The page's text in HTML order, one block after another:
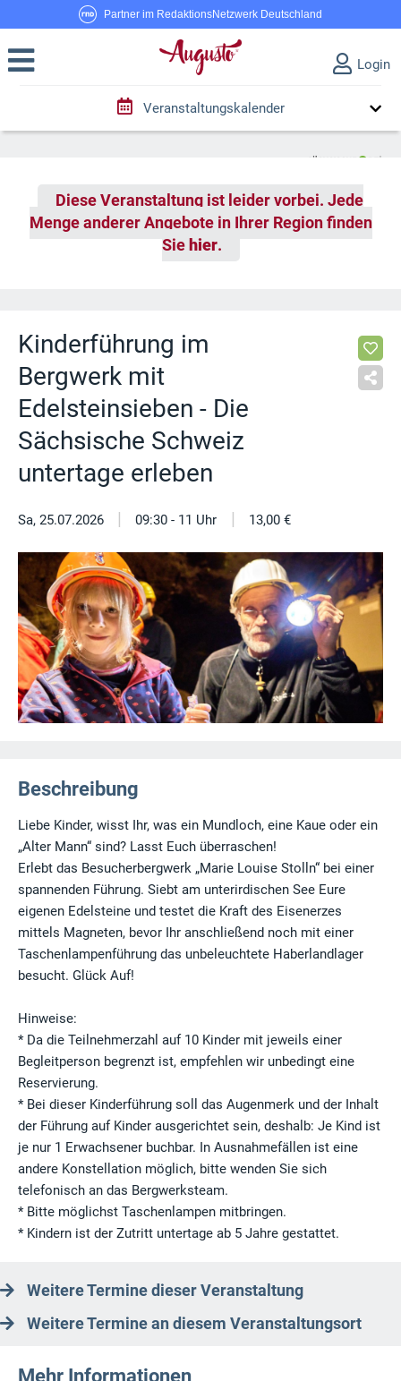
Partner im RedaktionsNetzwerk Deutschland
Login
Veranstaltungskalender
Diese Veranstaltung ist leider vorbei. Jede
Menge anderer Angebote in Ihrer Region finden
Sie hier.
Kinderführung im
Bergwerk mit
Edelsteinsieben - Die
Sächsische Schweiz
untertage erleben
Sa, 25.07.2026 | 09:30 - 11 Uhr | 13,00 €
Beschreibung
Liebe Kinder, wisst Ihr, was ein Mundloch, eine Kaue oder ein
„Alter Mann“ sind? Lasst Euch überraschen!
Erlebt das Besucherbergwerk „Marie Louise Stolln“ bei einer
spannenden Führung. Siebt am unterirdischen See Eure
eigenen Edelsteine und testet die Kraft des Eisenerzes
mittels Magneten, bevor Ihr anschließend noch mit einer
Taschenlampenführung das unbeleuchtete Haberlandlager
besucht. Glück Auf!
Hinweise:
* Da die Teilnehmerzahl auf 10 Kinder mit jeweils einer
Begleitperson begrenzt ist, empfehlen wir unbedingt eine
Reservierung.
* Bei dieser Kinderführung soll das Augenmerk und der Inhalt
der Führung auf Kinder ausgerichtet sein, deshalb: Je Kind ist
je nur 1 Erwachsener buchbar. In Ausnahmefällen ist eine
andere Konstellation möglich, bitte wenden Sie sich
telefonisch an das Bergwerksteam.
* Bitte möglichst Taschenlampen mitbringen.
* Kindern ist der Zutritt untertage ab 5 Jahre gestattet.
Weitere Termine dieser Veranstaltung
Weitere Termine an diesem Veranstaltungsort
Mehr Informationen